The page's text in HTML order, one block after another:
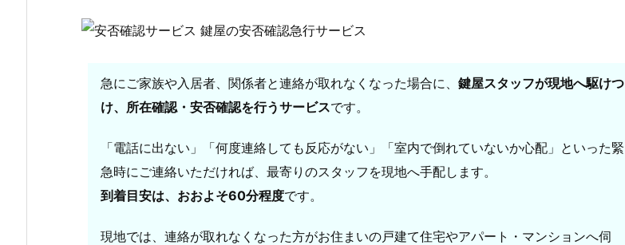
元
ッ
フ
現
地
に
行
急にご家族や入居者、関係者と連絡が取れなくなった場合に、 鍵屋スタッフが現地へ駆けつ
け、 所在確認・安否確認を行うサービスです。
「電話に出ない」「何度連絡しても反応がない」「室内で倒れていないか心配」といった緊
急時にご連絡いただければ、最寄りのスタッフを現地へ手配します。
到着目安は、おおよそ60分程度です。
現地では、連絡が取れなくなった方がお住まいの戸建て住宅やアパート・マンションへ伺